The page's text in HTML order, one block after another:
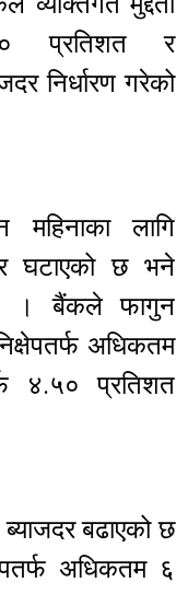
प्रतिशत र
निर्धारण गरेको
लागि
घटाएको छ भने
। बैंकले फागुन
अधिकतम
४.५० प्रतिशत
बढाएको छ
अधिकतम ६